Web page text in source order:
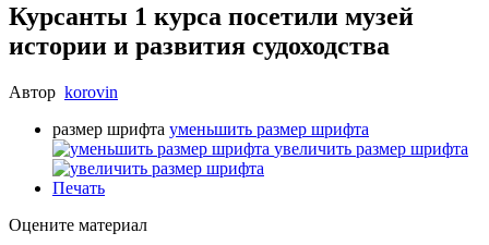
Курсанты 1 курса посетили музей
истории и развития судоходства
Автор korovin
размер шрифта уменьшить размер шрифта
увеличить размер шрифта
Печать
Оцените материал